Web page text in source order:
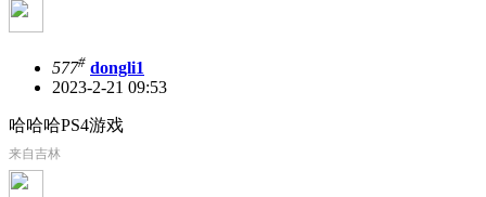
577# dongli1
2023-2-21 09:53
哈哈哈PS4游戏
来自吉林